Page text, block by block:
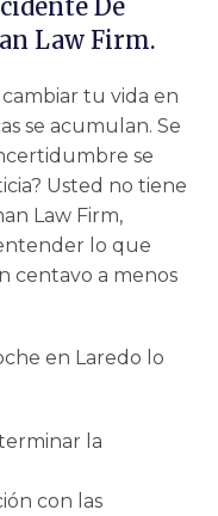
De
Law Firm.
tu vida en
se acumulan. Se
se
Usted no tiene
Law Firm,
lo que
centavo a menos
en Laredo lo
la
con las